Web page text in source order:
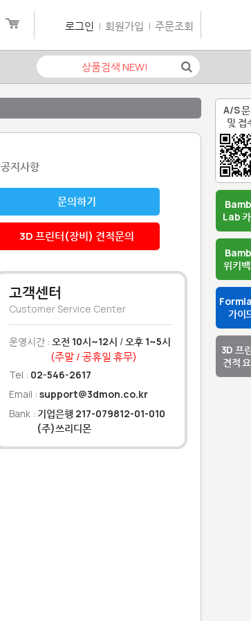
A/S
및 접
Lab
위키
가이
3D 프
견적
로그인 | 회원가입 | 주문조회
공지사항
문의하기
3D 프린터(장비) 견적문의
고객센터
Customer Service Center
운영시간 : 오전 10시~12시 /오후 1~5시
(주말 / 공휴일 휴무)
Tel : 02-546-2617
Email : support@3dmon.co.kr
Bank : 기업은행 217-079812-01-010
(주)쓰리디몬